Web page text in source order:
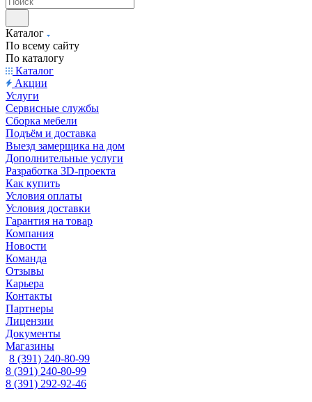
Каталог
По всему сайту
По каталогу
Каталог
Акции
Услуги
Сервисные службы
Сборка мебели
Подъём и доставка
Выезд замерщика на дом
Дополнительные услуги
Разработка 3D-проекта
Как купить
Условия оплаты
Условия доставки
Гарантия на товар
Компания
Новости
Команда
Отзывы
Карьера
Контакты
Партнеры
Лицензии
Документы
Магазины
8 (391) 240-80-99
8 (391) 240-80-99
8 (391) 292-92-46